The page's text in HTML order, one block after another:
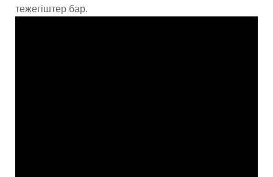
тежегіштер бар.